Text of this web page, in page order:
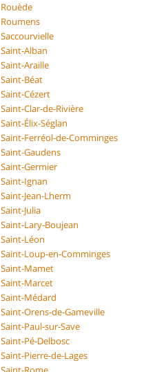
Rouède
Roumens
Saccourvielle
Saint-Alban
Saint-Araille
Saint-Béat
Saint-Cézert
Saint-Clar-de-Rivière
Saint-Élix-Séglan
Saint-Ferréol-de-Comminges
Saint-Gaudens
Saint-Germier
Saint-Ignan
Saint-Jean-Lherm
Saint-Julia
Saint-Lary-Boujean
Saint-Léon
Saint-Loup-en-Comminges
Saint-Mamet
Saint-Marcet
Saint-Médard
Saint-Orens-de-Gameville
Saint-Paul-sur-Save
Saint-Pé-Delbosc
Saint-Pierre-de-Lages